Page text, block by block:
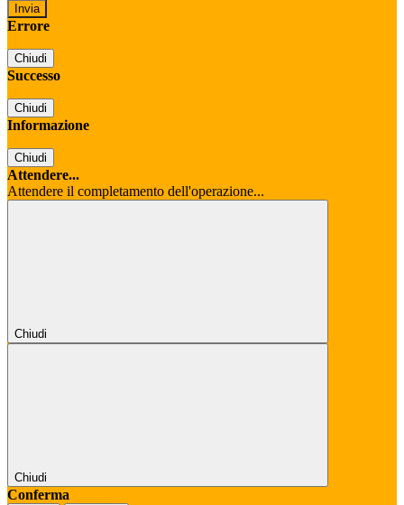
Errore
Chiudi
Successo
Chiudi
Informazione
Chiudi
Attendere...
Attendere il completamento dell'operazione...
Chiudi
Chiudi
Conferma